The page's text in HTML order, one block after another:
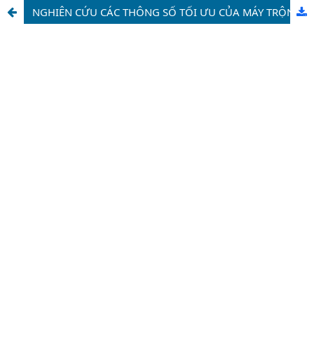
NGHIÊN CỨU CÁC THÔNG SỐ TỐI ƯU CỦA MÁY TRỘN CỎ MỘT TRỤC VÍT CÔN ĐỨNG BẰNG PHƯƠNG PHÁP QUI HOẠCH THỰC NGHIỆM